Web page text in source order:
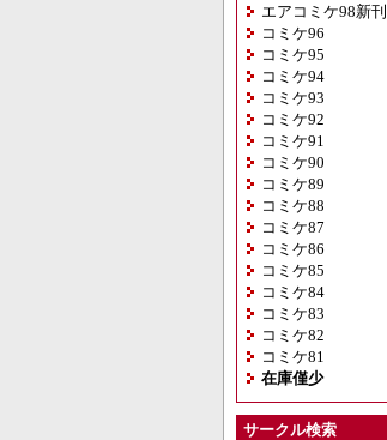
エアコミケ98新刊
コミケ96
コミケ95
コミケ94
コミケ93
コミケ92
コミケ91
コミケ90
コミケ89
コミケ88
コミケ87
コミケ86
コミケ85
コミケ84
コミケ83
コミケ82
コミケ81
在庫僅少
サークル検索